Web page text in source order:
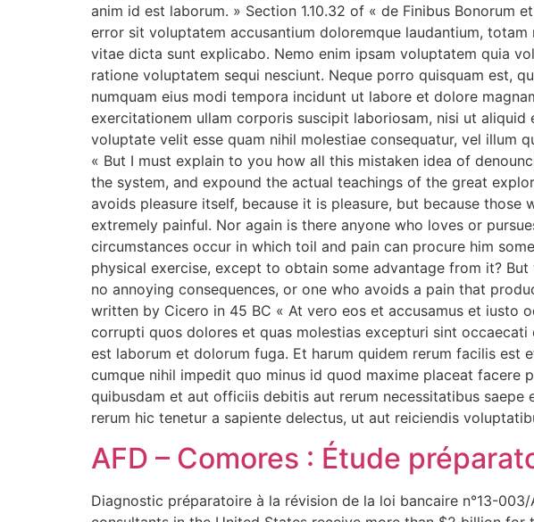
anim id est laborum. » Section 1.10.32 of « de Finibus
error sit voluptatem accusantium doloremque laudantium,
vitae dicta sunt explicabo. Nemo enim ipsam voluptatem quia
ratione voluptatem sequi nesciunt. Neque porro quisquam est,
numquam eius modi tempora incidunt ut labore et dolore
exercitationem ullam corporis suscipit laboriosam, nisi ut
voluptate velit esse quam nihil molestiae consequatur, vel illum
« But I must explain to you how all this mistaken idea of
the system, and expound the actual teachings of the great
avoids pleasure itself, because it is pleasure, but because
extremely painful. Nor again is there anyone who loves or
circumstances occur in which toil and pain can procure him
physical exercise, except to obtain some advantage from it?
no annoying consequences, or one who avoids a pain that
written by Cicero in 45 BC « At vero eos et accusamus et iusto
corrupti quos dolores et quas molestias excepturi sint
est laborum et dolorum fuga. Et harum quidem rerum facilis
cumque nihil impedit quo minus id quod maxime placeat facere
quibusdam et aut officiis debitis aut rerum necessitatibus
rerum hic tenetur a sapiente delectus, ut aut reiciendis
AFD – Comores : Étude
Diagnostic préparatoire à la révision de la loi bancaire n°13-